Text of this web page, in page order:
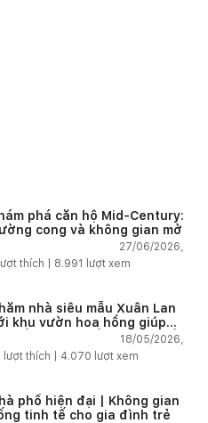
phá căn hộ Mid-Century:
cong và không gian mở
27/06/2026,
lượt thích | 8.991 lượt xem
nhà siêu mẫu Xuân Lan
khu vườn hoa hồng giúp
bằng cuộc sống giữa phố
18/05/2026,
lượt thích | 4.070 lượt xem
phố hiện đại | Không gian
tinh tế cho gia đình trẻ